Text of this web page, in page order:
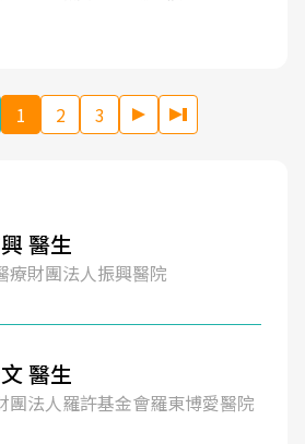
1 2 3
醫生
學大學附設中和紀念醫院
醫生
療財團法人林口長庚紀念醫院